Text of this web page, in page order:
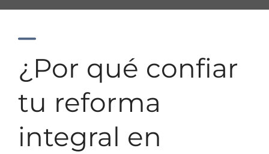
¿Por qué confiar
tu reforma
integral en